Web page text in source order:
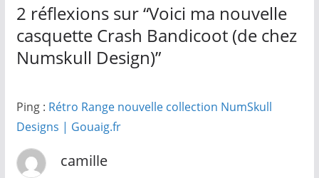
2 réflexions sur “Voici ma nouvelle
casquette Crash Bandicoot (de chez
Numskull Design)”
Ping : Rétro Range nouvelle collection NumSkull
Designs | Gouaig.fr
camille